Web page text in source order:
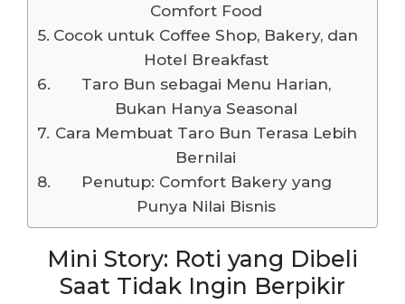
Comfort Food
Cocok untuk Coffee Shop, Bakery, dan
Hotel Breakfast
Taro Bun sebagai Menu Harian,
Bukan Hanya Seasonal
Cara Membuat Taro Bun Terasa Lebih
Bernilai
Penutup: Comfort Bakery yang
Punya Nilai Bisnis
Mini Story: Roti yang Dibeli
Saat Tidak Ingin Berpikir